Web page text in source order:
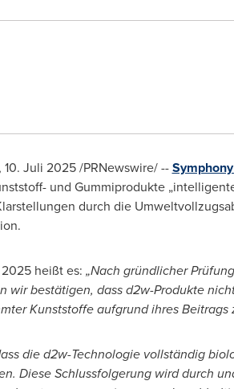
, 10. Juli 2025/PRNewswire/ --
und Gummiprodukte
durch die
heißt es: „Nach gründlicher
wir bestätigen, dass d2w-Produkte
Kunststoffe aufgrund ihres
die d2w-Technologie vollständig
Diese Schlussfolgerung wird durch